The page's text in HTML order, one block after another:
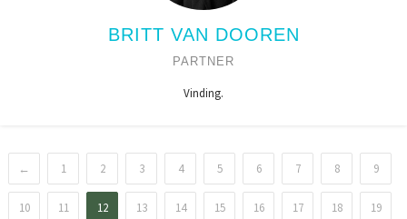
BRITT VAN DOOREN
PARTNER
Vinding.
← 1 2 3 4 5 6 7 8 9
10 11 12 13 14 15 16 17 18 19